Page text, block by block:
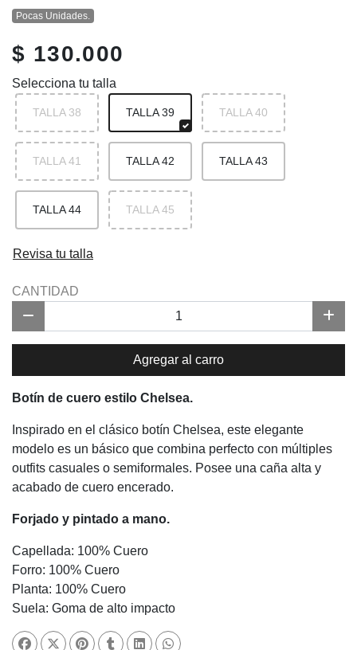
Pocas Unidades.
$ 130.000
Selecciona tu talla
TALLA 38 TALLA 39 TALLA 40
TALLA 41 TALLA 42 TALLA 43
TALLA 44 TALLA 45
Revisa tu talla
CANTIDAD
Agregar al carro
Botín de cuero estilo Chelsea.
Inspirado en el clásico botín Chelsea, este elegante
modelo es un básico que combina perfecto con múltiples
outfits casuales o semiformales. Posee una caña alta y
acabado de cuero encerado.
Forjado y pintado a mano.
Capellada: 100% Cuero
Forro: 100% Cuero
Planta: 100% Cuero
Suela: Goma de alto impacto